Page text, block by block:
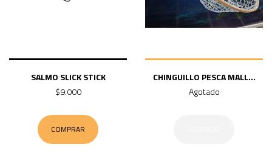
SALMO SLICK STICK
$9.000
COMPRAR
CHINGUILLO PESCA MALL...
Agotado